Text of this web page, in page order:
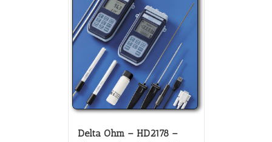
Delta Ohm – HD2178 –